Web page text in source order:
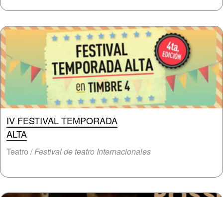
IV FESTIVAL TEMPORADA
ALTA
Teatro /Festival de teatro Internacionales